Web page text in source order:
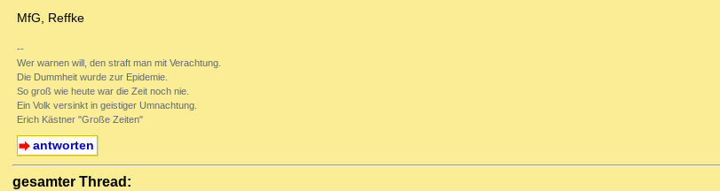
MfG, Reffke
--
Wer warnen will, den straft man mit Verachtung.
Die Dummheit wurde zur Epidemie.
So groß wie heute war die Zeit noch nie.
Ein Volk versinkt in geistiger Umnachtung.
Erich Kästner "Große Zeiten"
antworten
gesamter Thread: